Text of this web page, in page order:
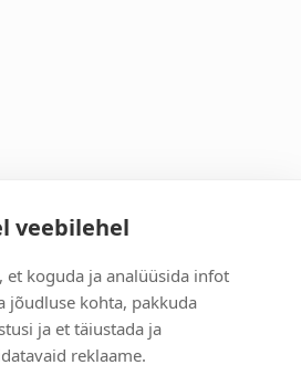
veebilehel
et koguda ja analüüsida infot
jõudluse kohta, pakkuda
ja et täiustada ja
reklaame.